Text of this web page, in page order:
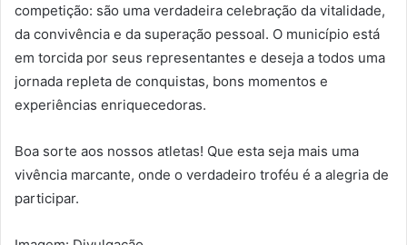
competição: são uma verdadeira celebração da vitalidade,
da convivência e da superação pessoal. O município está
em torcida por seus representantes e deseja a todos uma
jornada repleta de conquistas, bons momentos e
experiências enriquecedoras.
Boa sorte aos nossos atletas! Que esta seja mais uma
vivência marcante, onde o verdadeiro troféu é a alegria de
participar.